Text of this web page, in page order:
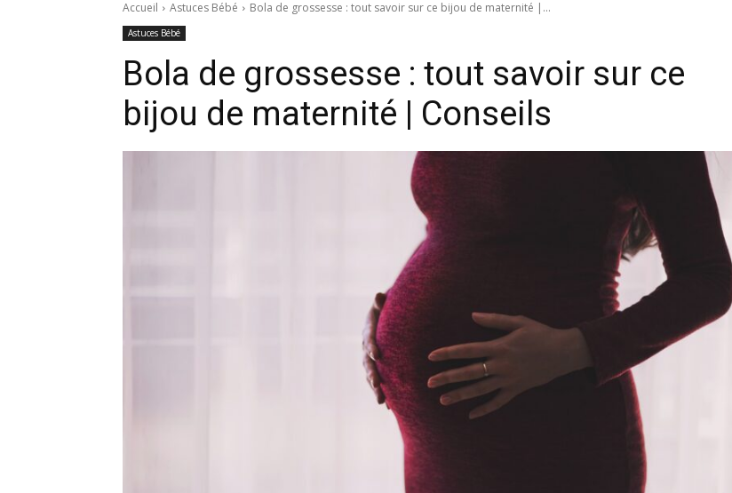
Accueil Astuces Bébé Bola de grossesse : tout savoir sur ce bijou de maternité |...
Astuces Bébé
Bola de grossesse : tout savoir sur ce
bijou de maternité | Conseils